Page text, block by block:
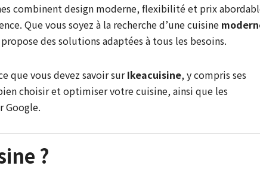
combinent design moderne, flexibilité et prix
Que vous soyez à la recherche d’une cuisine
des solutions adaptées à tous les besoins.
que vous devez savoir surIkeacuisine, y compris ses
choisir et optimiser votre cuisine, ainsi que les
Google.
?